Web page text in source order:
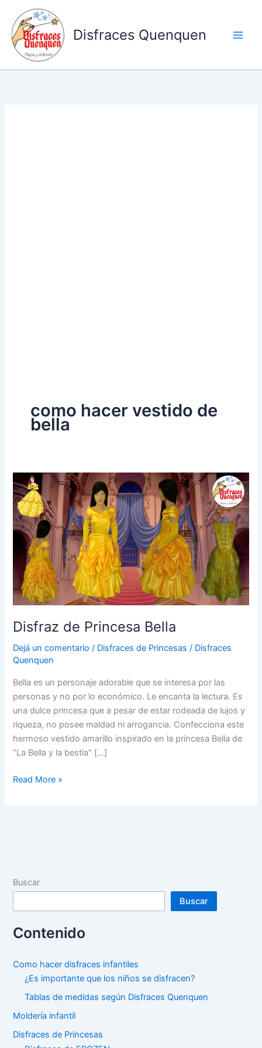
contenido
Disfraces Quenquen
como hacer vestido de
bella
Disfraz de Princesa Bella
Dejá un comentario / Disfraces de Princesas / Disfraces
Quenquen
Bella es un personaje adorable que se interesa por las
personas y no por lo económico. Le encanta la lectura. Es
una dulce princesa que a pesar de estar rodeada de lujos y
riqueza, no posee maldad ni arrogancia. Confecciona este
hermoso vestido amarillo inspirado en la princesa Bella de
“La Bella y la bestia” […]
Disfraz
Read More »
Buscar
Buscar
Contenido
Como hacer disfraces infantiles
¿Es importante que los niños se disfracen?
Tablas de medidas según Disfraces Quenquen
Moldería infantil
Disfraces de Princesas